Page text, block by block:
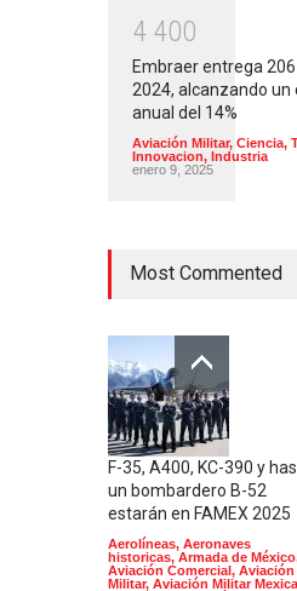
4 400
Embraer entrega
2024, alcanzando
anual del 14%
Aviación Militar, Ciencia,
Innovacion, Industria
enero 9, 2025
Most Commented
F-35, A400, KC-390 y
un bombardero B-52
estarán en FAMEX 2025
Aerolíneas, Aeronaves
historicas, Armada de México
Aviación Comercial, Aviación
Militar, Aviación Militar